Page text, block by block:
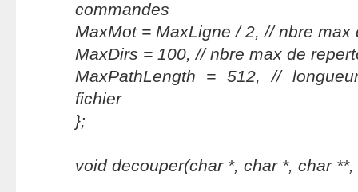
commandes
MaxMot = MaxLigne / 2, // nbre
MaxDirs = 100, // nbre max de
MaxPathLength = 512, //
fichier
};
void decouper(char *, char *, char **,